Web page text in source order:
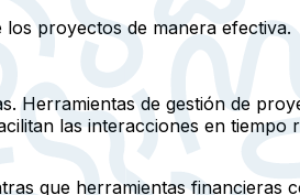
proyectos de manera efectiva.
Herramientas de gestión de
las interacciones en tiempo
que herramientas financieras